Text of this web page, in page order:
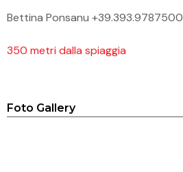
Bettina Ponsanu +39.393.9787500
350 metri dalla spiaggia
Foto Gallery